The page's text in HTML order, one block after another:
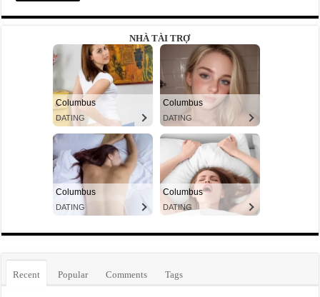
NHÀ TÀI TRỢ
Recent Popular Comments Tags